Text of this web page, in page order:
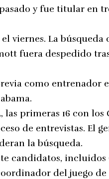
y fue titular en
viernes. La
fuera despedido
como entrenador
las primeras 16 con los
de entrevistas. El
la búsqueda.
candidatos, incluidos
del juego